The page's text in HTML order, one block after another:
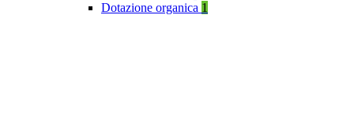
Dotazione organica 1